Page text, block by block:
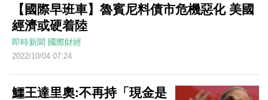
【國際早班車】魯賓尼料債市危機惡化 美國
經濟或硬着陸
即時新聞 國際財經
2022/10/04 07:24
鱷王達里奧:不再持「現金是